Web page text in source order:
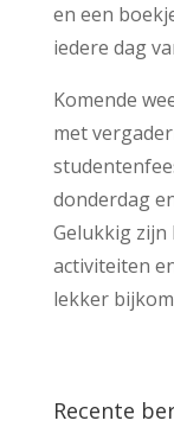
en een
iedere dag
Komende
met
donderdag
Gelukkig zijn
activiteiten
lekker
Recente